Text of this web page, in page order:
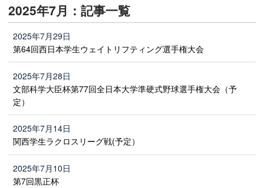
2025年7月：記事一覧
2025年7月29日
第64回西日本学生ウェイトリフティング選手権大会
2025年7月28日
文部科学大臣杯第77回全日本大学準硬式野球選手権大会（予
定）
2025年7月14日
関西学生ラクロスリーグ戦(予定）
2025年7月10日
第7回黒正杯